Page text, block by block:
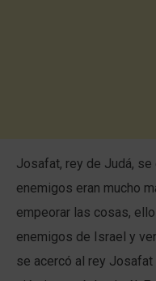
Josafat, rey de Judá, se
enemigos eran mucho
empeorar las cosas,
enemigos de Israel y
se acercó al rey